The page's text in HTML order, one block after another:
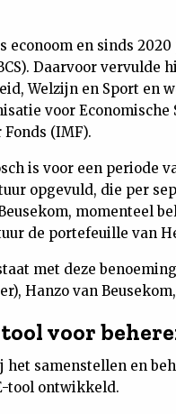
econoom en sinds
Daarvoor
Welzijn en Sport en
voor
(IMF).
is voor een periode
opgevuld, die per
momenteel
de portefeuille van
met deze
Hanzo van
voor
het samenstellen en
tool ontwikkeld.